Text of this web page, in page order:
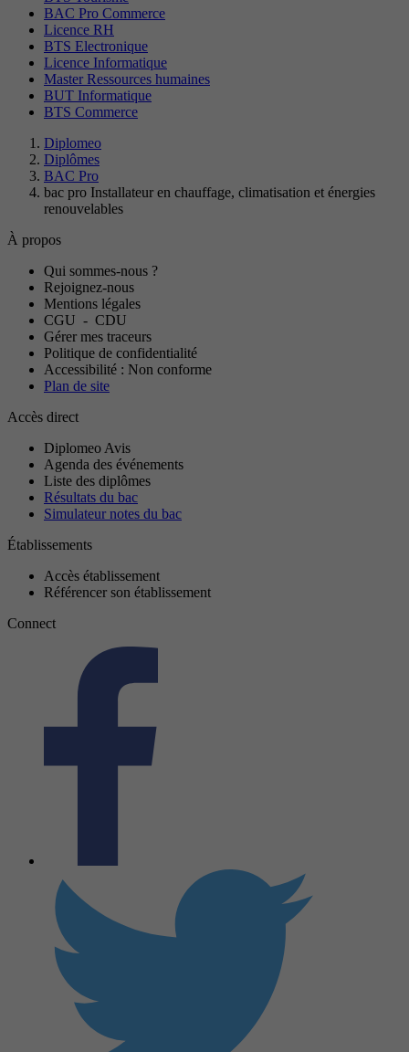
BAC Pro Commerce
Licence RH
BTS Electronique
Licence Informatique
Master Ressources humaines
BUT Informatique
BTS Commerce
Diplomeo
Diplômes
BAC Pro
bac pro Installateur en chauffage, climatisation et énergies
renouvelables
À propos
Qui sommes-nous ?
Rejoignez-nous
Mentions légales
CGU - CDU
Gérer mes traceurs
Politique de confidentialité
Accessibilité : Non conforme
Plan de site
Accès direct
Diplomeo Avis
Agenda des événements
Liste des diplômes
Résultats du bac
Simulateur notes du bac
Établissements
Accès établissement
Référencer son établissement
Connect